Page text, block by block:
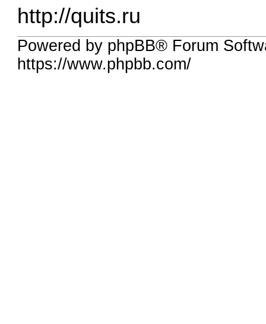
http://quits.ru
Powered by phpBB® Forum
https://www.phpbb.com/